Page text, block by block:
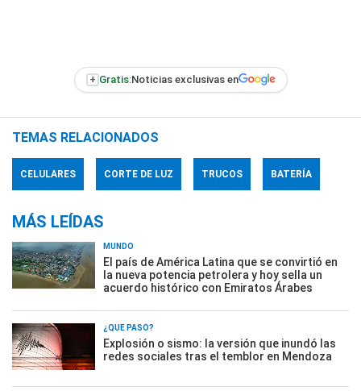
+ Gratis:Noticias exclusivas en
TEMAS RELACIONADOS
CELULARES CORTE DE LUZ TRUCOS BATERÍA
MÁS LEÍDAS
MUNDO
El país de América Latina que se convirtió en
la nueva potencia petrolera y hoy sella un
acuerdo histórico con Emiratos Árabes
¿QUÉ PASÓ?
Explosión o sismo: la versión que inundó las
redes sociales tras el temblor en Mendoza